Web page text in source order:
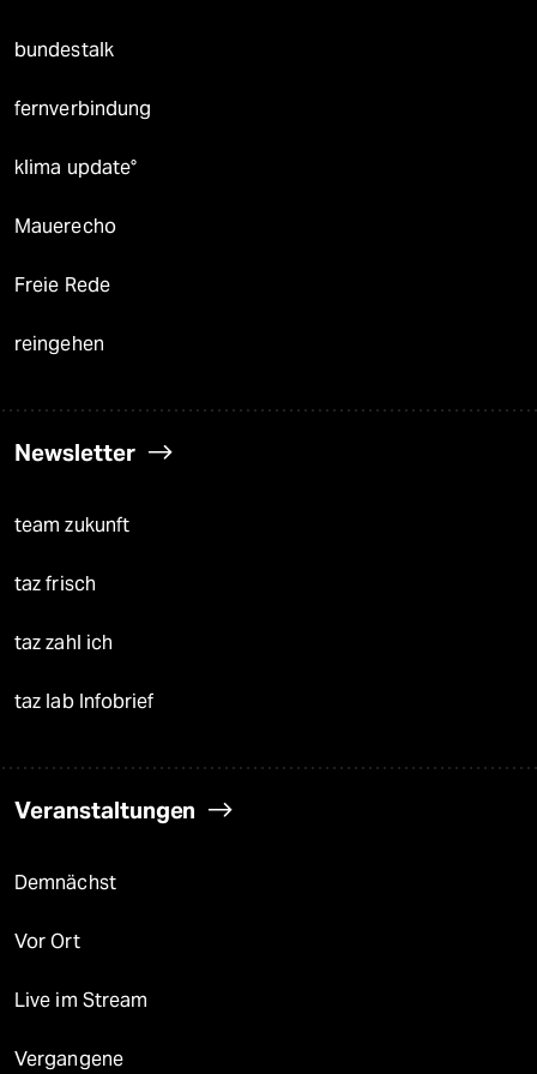
bundestalk
fernverbindung
klima update°
Mauerecho
Freie Rede
reingehen
Newsletter
team zukunft
taz frisch
taz zahl ich
taz lab Infobrief
Veranstaltungen
Demnächst
Vor Ort
Live im Stream
Vergangene